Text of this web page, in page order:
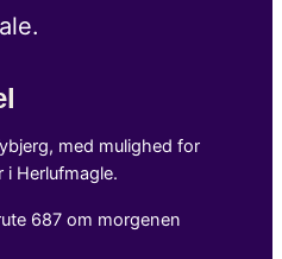
med mulighed for
Herlufmagle.
687 om morgenen